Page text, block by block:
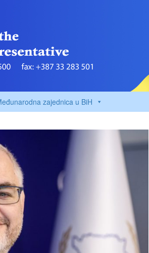
zajednica u BiH